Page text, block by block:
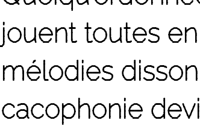
jouent toutes
mélodies
cacophonie